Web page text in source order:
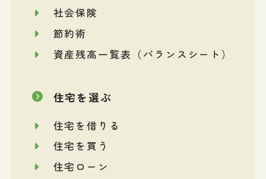
社会保険
節約術
資産残高一覧表（バランスシート）
住宅を選ぶ
住宅を借りる
住宅を買う
住宅ローン